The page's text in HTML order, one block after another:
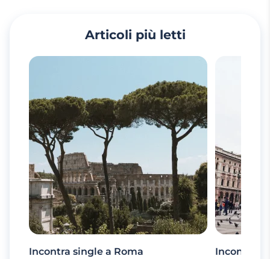
Articoli più letti
Incontra single a Roma Incontra